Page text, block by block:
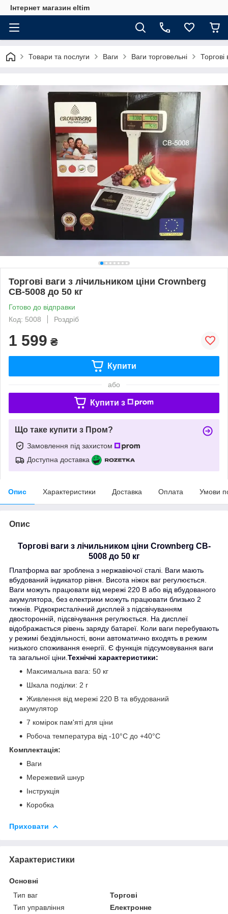
Інтернет магазин eltim
Товари та послуги Ваги Ваги торговельні
Торгові ваги з лічильником ціни Crownberg
CB-5008 до 50 кг
Готово до відправки
Код: 5008
Роздріб
1 599 ₴
Купити
або
Купити з
Що таке купити з Пром?
Замовлення під захистом
Доступна доставка
Опис Характеристики Доставка Оплата Умови
Опис
Торгові ваги з лічильником ціни Crownberg CB-
5008 до 50 кг
Платформа ваг зроблена з нержавіючої сталі. Ваги мають
вбудований індикатор рівня. Висота ніжок ваг регулюється.
Ваги можуть працювати від мережі 220 В або від вбудованого
акумулятора, без електрики можуть працювати близько 2
тижнів. Рідкокристалічний дисплей з підсвічуванням
двосторонній, підсвічування регулюється. На дисплеї
відображається рівень заряду батареї. Коли ваги перебувають
у режимі бездіяльності, вони автоматично входять в режим
низького споживання енергії. Є функція підсумовування ваги
та загальної ціни. Технічні характеристики:
Максимальна вага: 50 кг
Шкала поділки: 2 г
Живлення від мережі 220 В та вбудований
акумулятор
7 комірок пам'яті для ціни
Робоча температура від -10°С до +40°С
Комплектація:
Ваги
Мережевий шнур
Інструкція
Коробка
Приховати
Характеристики
Основні
Тип ваг
Торгові
Тип управління
Електронне